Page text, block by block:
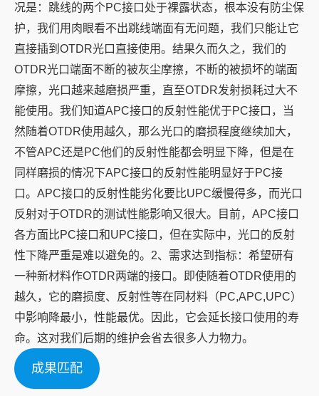
况是：跳线的两个PC接口处于裸露状态，根本没有防尘保
护，我们用肉眼看不出跳线端面有无问题，我们只能让它
直接插到OTDR光口直接使用。结果久而久之，我们的
OTDR光口端面不断的被灰尘摩擦，不断的被损坏的端面
摩擦，光口越来越磨损严重，直至OTDR发射损耗过大不
能使用。我们知道APC接口的反射性能优于PC接口，当
然随着OTDR使用越久，那么光口的磨损程度继续加大，
不管APC还是PC他们的反射性能都会明显下降，但是在
同样磨损的情况下APC接口的反射性能明显好于PC接
口。APC接口的反射性能劣化要比UPC缓慢得多，而光口
反射对于OTDR的测试性能影响又很大。目前，APC接口
各方面比PC接口和UPC接口，但在实际中，光口的反射
性下降严重是难以避免的。2、需求达到指标：希望研有
一种新材料作OTDR两端的接口。即使随着OTDR使用的
越久，它的磨损度、反射性等在同材料（PC,APC,UPC）
中影响降最小，性能最优。因此，它会延长接口使用的寿
命。这对我们后期的维护会省去很多人力物力。
成果匹配